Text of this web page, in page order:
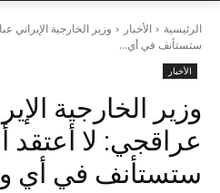
الرئيسية الأخبار
وزير الخارجية
ستستأنف في أي...
الأخبار
وزير الخارجية
عراقجي: لا أعتقد
ستستأنف في أي